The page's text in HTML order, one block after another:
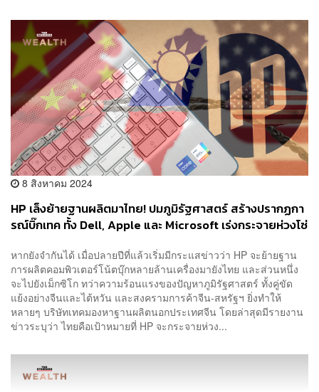
8 สิงหาคม 2024
HP เล็งย้ายฐานผลิตมาไทย! ปมภูมิรัฐศาสตร์ สร้างปรากฏกา
รณ์บิ๊กเทค ทั้ง Dell, Apple และ Microsoft เร่งกระจายห่วงโซ่
หากยังจำกันได้ เมื่อปลายปีที่แล้วเริ่มมีกระแสข่าวว่า HP จะย้ายฐาน
การผลิตคอมพิวเตอร์โน้ตบุ๊กหลายล้านเครื่องมายังไทย และส่วนหนึ่ง
จะไปยังเม็กซิโก ทว่าความร้อนแรงของปัญหาภูมิรัฐศาสตร์ ทั้งคู่ขัด
แย้งอย่างจีนและไต้หวัน และสงครามการค้าจีน-สหรัฐฯ ยิ่งทำให้
หลายๆ บริษัทเทคมองหาฐานผลิตนอกประเทศจีน โดยล่าสุดมีรายงาน
ข่าวระบุว่า ไทยคือเป้าหมายที่ HP จะกระจายห่วง...